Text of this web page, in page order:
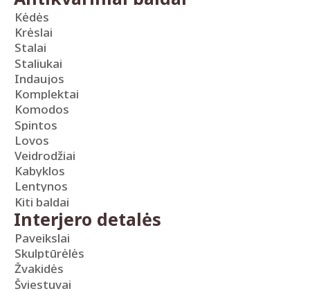
Kėdės
Krėslai
Stalai
Staliukai
Indaujos
Komplektai
Komodos
Spintos
Lovos
Veidrodžiai
Kabyklos
Lentynos
Kiti baldai
Interjero detalės
Paveikslai
Skulptūrėlės
Žvakidės
Šviestuvai